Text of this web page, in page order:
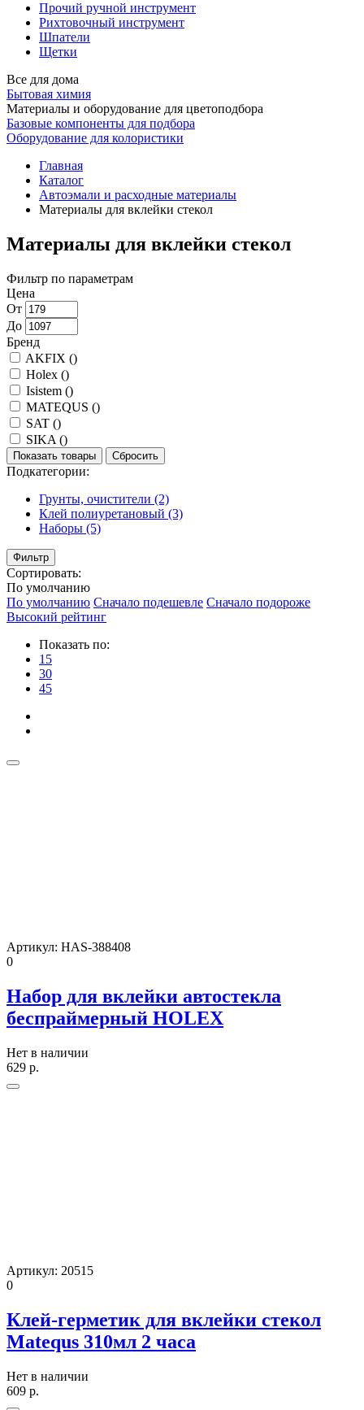
Прочий ручной инструмент
Рихтовочный инструмент
Шпатели
Щетки
Все для дома
Бытовая химия
Материалы и оборудование для цветоподбора
Базовые компоненты для подбора
Оборудование для колористики
Главная
Каталог
Автоэмали и расходные материалы
Материалы для вклейки стекол
Материалы для вклейки стекол
Фильтр по параметрам
Цена
От
До
Бренд
AKFIX ()
Holex ()
Isistem ()
MATEQUS ()
SAT ()
SIKA ()
Показать товары Сбросить
Подкатегории:
Грунты, очистители (2)
Клей полиуретановый (3)
Наборы (5)
Фильтр
Сортировать:
По умолчанию
По умолчанию Сначало подешевле Сначало подороже
Высокий рейтинг
Показать по:
15
30
45
Артикул: HAS-388408
0
Набор для вклейки автостекла
беспраймерный HOLEX
Нет в наличии
629 р.
Артикул: 20515
0
Клей-герметик для вклейки стекол
Matequs 310мл 2 часа
Нет в наличии
609 р.